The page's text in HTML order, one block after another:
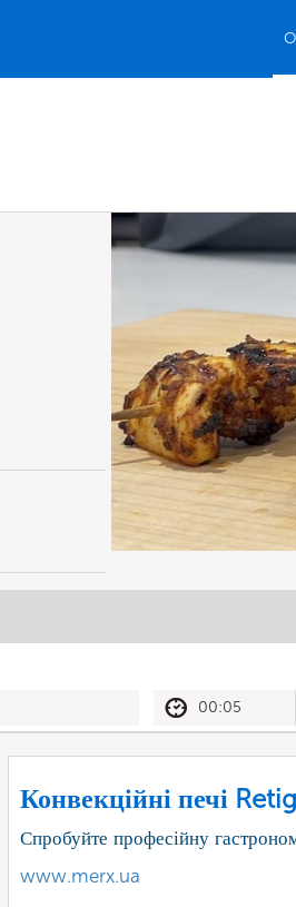
00:05
Конвекційні печі
Спробуйте професійну
www.merx.ua